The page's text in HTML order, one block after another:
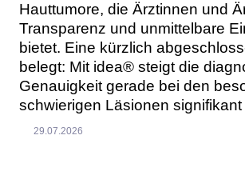
Hauttumore, die Ärztinnen und
Transparenz und unmittelbare
bietet. Eine kürzlich
belegt: Mit idea® steigt die
Genauigkeit gerade bei den
schwierigen Läsionen signifikant
29.07.2026